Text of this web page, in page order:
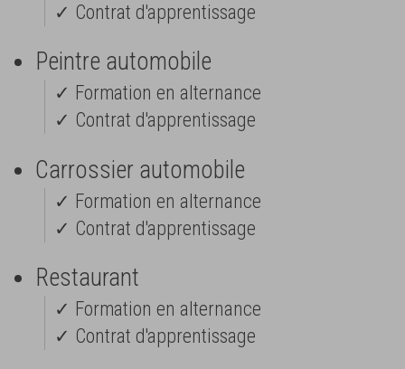
✓ Contrat d'apprentissage
Peintre automobile
✓ Formation en alternance
✓ Contrat d'apprentissage
Carrossier automobile
✓ Formation en alternance
✓ Contrat d'apprentissage
Restaurant
✓ Formation en alternance
✓ Contrat d'apprentissage